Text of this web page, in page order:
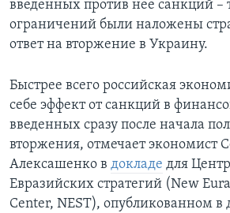
введенных против нее санкций –
ограничений были наложены
ответ на вторжение в Украину.
Быстрее всего российская
себе эффект от санкций в
введенных сразу после начала
вторжения, отмечает экономист
Алексашенко в докладе для
Евразийских стратегий (New
Center, NEST), опубликованном в